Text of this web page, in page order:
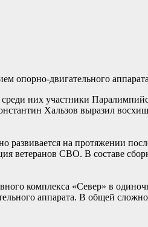
опорно-двигательного
них участники
Хальзов выразил
на протяжении
ветеранов СВО. В составе
комплекса «Север» в
аппарата. В общей